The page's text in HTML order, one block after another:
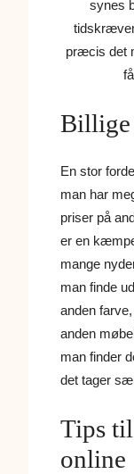
synes
præcis det
Billige
En stor
man har
priser på
er en
mange
man finde
anden
anden
man finder
det tager
Tips
online